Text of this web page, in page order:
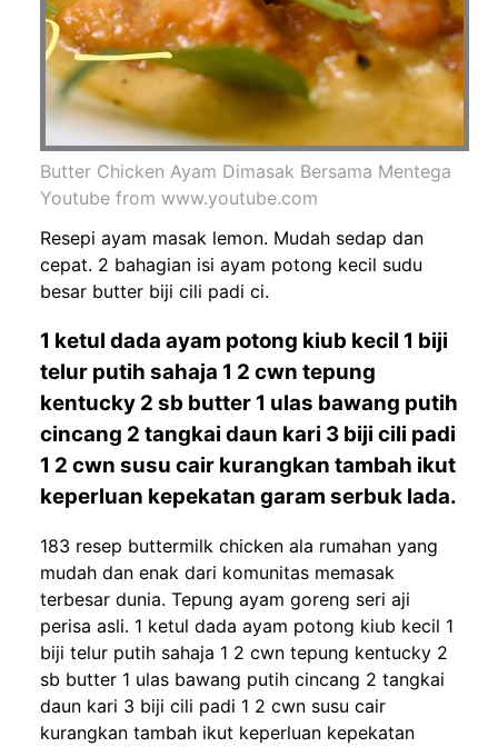
Butter Chicken Ayam Dimasak Bersama Mentega
Youtube from www.youtube.com
Resepi ayam masak lemon. Mudah sedap dan
cepat. 2 bahagian isi ayam potong kecil sudu
besar butter biji cili padi ci.
1 ketul dada ayam potong kiub kecil 1 biji
telur putih sahaja 1 2 cwn tepung
kentucky 2 sb butter 1 ulas bawang putih
cincang 2 tangkai daun kari 3 biji cili padi
1 2 cwn susu cair kurangkan tambah ikut
keperluan kepekatan garam serbuk lada.
183 resep buttermilk chicken ala rumahan yang
mudah dan enak dari komunitas memasak
terbesar dunia. Tepung ayam goreng seri aji
perisa asli. 1 ketul dada ayam potong kiub kecil 1
biji telur putih sahaja 1 2 cwn tepung kentucky 2
sb butter 1 ulas bawang putih cincang 2 tangkai
daun kari 3 biji cili padi 1 2 cwn susu cair
kurangkan tambah ikut keperluan kepekatan